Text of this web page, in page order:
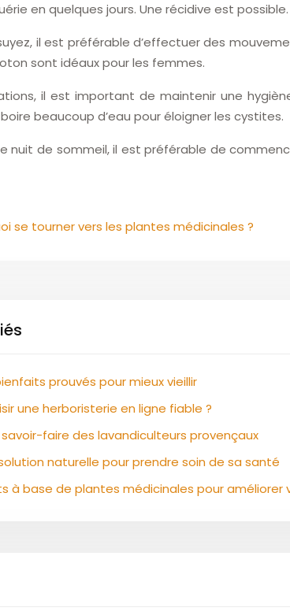
en quelques jours. Une récidive est
il est préférable d’effectuer des
sont idéaux pour les femmes.
il est important de maintenir une
beaucoup d’eau pour éloigner les cystites.
nuit de sommeil, il est préférable de
se tourner vers les plantes médicinales ?
prouvés pour mieux vieillir
une herboristerie en ligne fiable ?
faire des lavandiculteurs provençaux
naturelle pour prendre soin de sa santé
à base de plantes médicinales pour améliorer